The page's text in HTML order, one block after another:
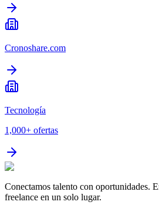
Cronoshare.com
Tecnología
1,000+ ofertas
Conectamos talento con oportunidades.
freelance en un solo lugar.